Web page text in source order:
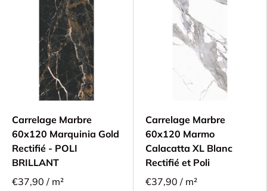
Carrelage Marbre
60x120 Marquinia Gold
Rectifié - POLI
BRILLANT
€37,90 / m²
Carrelage Marbre
60x120 Marmo
Calacatta XL Blanc
Rectifié et Poli
€37,90 / m²